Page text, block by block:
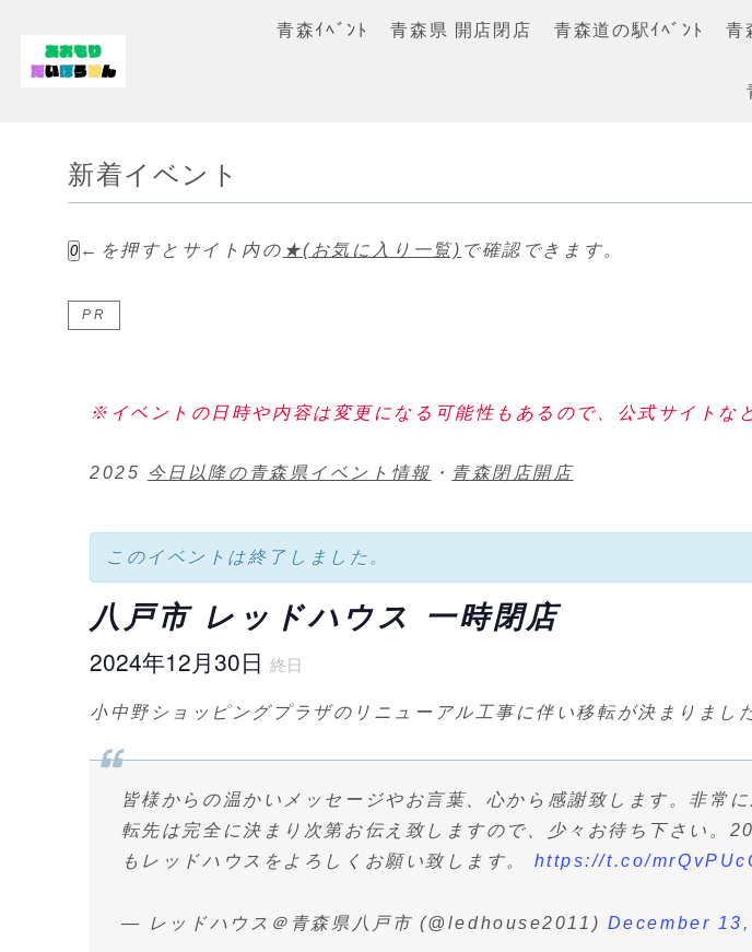
青森ｲﾍﾞﾝﾄ 青森県 開店閉店 青森道の駅ｲﾍﾞﾝﾄ 青
新着イベント
0 ←を押すとサイト内の ★(お気に入り一覧) で確認できます。
PR
※イベントの日時や内容は変更になる可能性もあるので、公式サイトな
2025 今日以降の青森県イベント情報 ・ 青森閉店開店
このイベントは終了しました。
八戸市 レッドハウス 一時閉店
2024年12月30日 終日
小中野ショッピングプラザのリニューアル工事に伴い移転が決まりまし
皆様からの温かいメッセージやお言葉、心から感謝致します。非常
転先は完全に決まり次第お伝え致しますので、少々お待ち下さい。
もレッドハウスをよろしくお願い致します。 https://t.co/
— レッドハウス＠青森県八戸市 (@ledhouse2011) December